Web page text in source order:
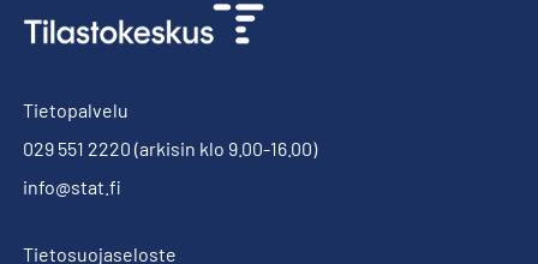
Tietopalvelu
029 551 2220 (arkisin klo 9.00-16.00)
info@stat.fi
Tietosuojaseloste